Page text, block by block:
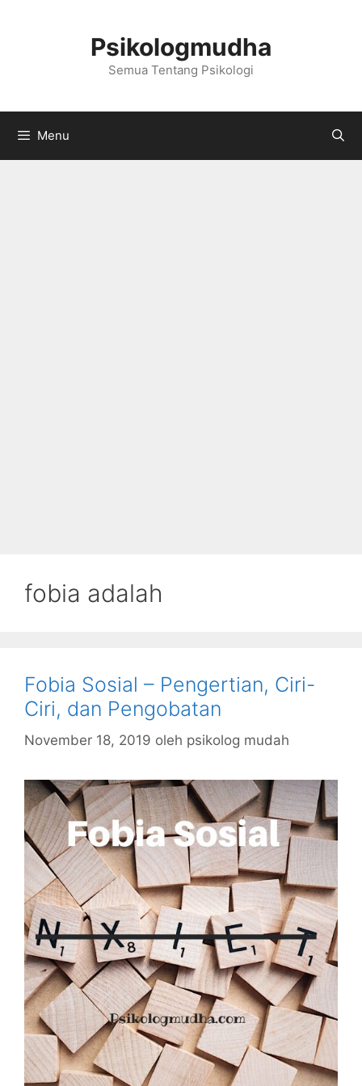
Psikologmudha
Semua Tentang Psikologi
Menu
fobia adalah
Fobia Sosial – Pengertian, Ciri-
Ciri, dan Pengobatan
November 18, 2019 oleh psikolog mudah